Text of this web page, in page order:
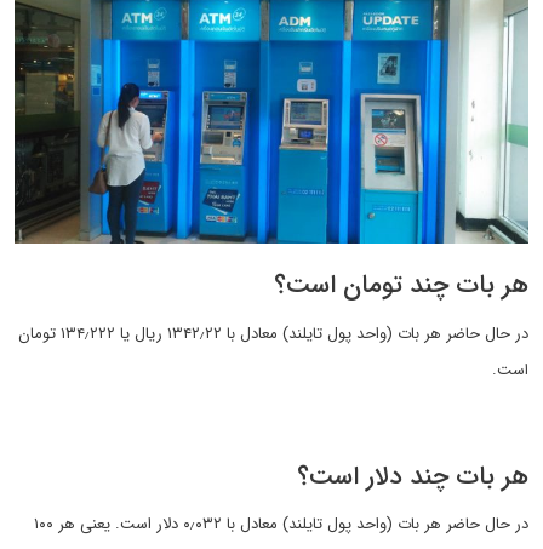
هر بات چند تومان است؟
در حال حاضر هر بات (واحد پول تایلند) معادل با ۱۳۴۲٫۲۲ ریال یا ۱۳۴٫۲۲۲ تومان
است.
هر بات چند دلار است؟
در حال حاضر هر بات (واحد پول تایلند) معادل با ۰٫۰۳۲ دلار است. یعنی هر ۱۰۰